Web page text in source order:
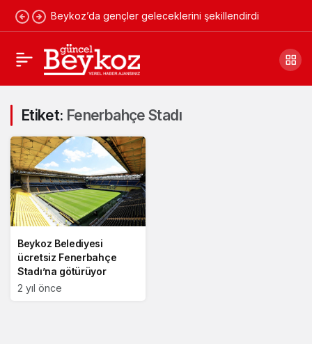
Beykoz’da gençler geleceklerini şekillendirdi
Etiket: Fenerbahçe Stadı
Beykoz Belediyesi
ücretsiz Fenerbahçe
Stadı’na götürüyor
2 yıl önce